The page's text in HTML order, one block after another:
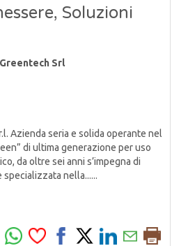
Soluzioni
Srl
Azienda seria e solida operante nel
di ultima generazione per uso
da oltre sei anni s’impegna di
specializzata nella......